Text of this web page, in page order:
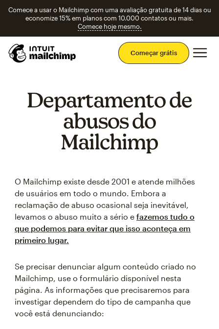
Comece a usar o Mailchimp com uma avaliação gratuita de 14 dias ou
economize 15% em planos com 10.000 contatos ou mais.
Comece hoje mesmo.
Começar grátis
Departamento de
abusos do
Mailchimp
O Mailchimp existe desde 2001 e atende milhões
de usuários em todo o mundo. Embora a
reclamação de abuso ocasional seja inevitável,
levamos o abuso muito a sério e fazemos tudo o
que podemos para evitar que isso aconteça em
primeiro lugar.
Se precisar denunciar algum conteúdo criado no
Mailchimp, use o formulário disponível nesta
página. As informações que precisaremos para
investigar dependem do tipo de campanha que
você está denunciando: